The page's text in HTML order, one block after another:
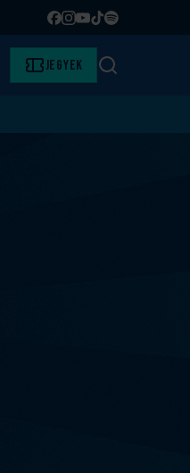
Facebook
Instagram
YouTube
TikTok
Spotify
Jegyek Keresés